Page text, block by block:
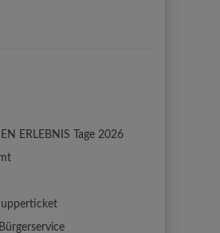
ERLEBNIS Tage 2026